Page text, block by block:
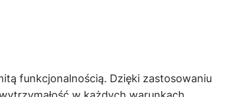
funkcjonalnością. Dzięki zastosowaniu